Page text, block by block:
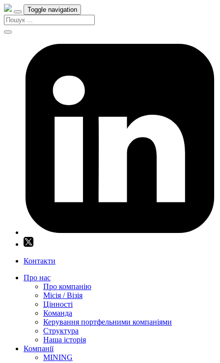
Toggle navigation
Контакти
Про нас
Про компанію
Місія / Візія
Цінності
Команда
Керування портфельними компаніями
Структура
Наша історія
Компанії
MINING